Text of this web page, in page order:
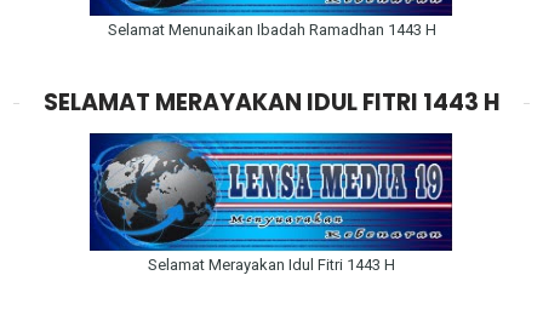
Selamat Menunaikan Ibadah Ramadhan 1443 H
SELAMAT MERAYAKAN IDUL FITRI 1443 H
Selamat Merayakan Idul Fitri 1443 H